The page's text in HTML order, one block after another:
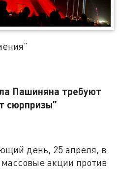
Пашиняна требуют
сюрпризы”
день, 25 апреля, в
акции против